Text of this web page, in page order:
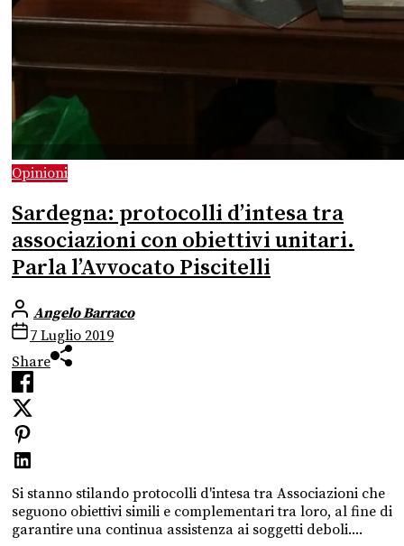
Opinioni
Sardegna: protocolli d’intesa tra
associazioni con obiettivi unitari.
Parla l’Avvocato Piscitelli
Angelo Barraco
7 Luglio 2019
Share
Si stanno stilando protocolli d'intesa tra Associazioni che
seguono obiettivi simili e complementari tra loro, al fine di
garantire una continua assistenza ai soggetti deboli....